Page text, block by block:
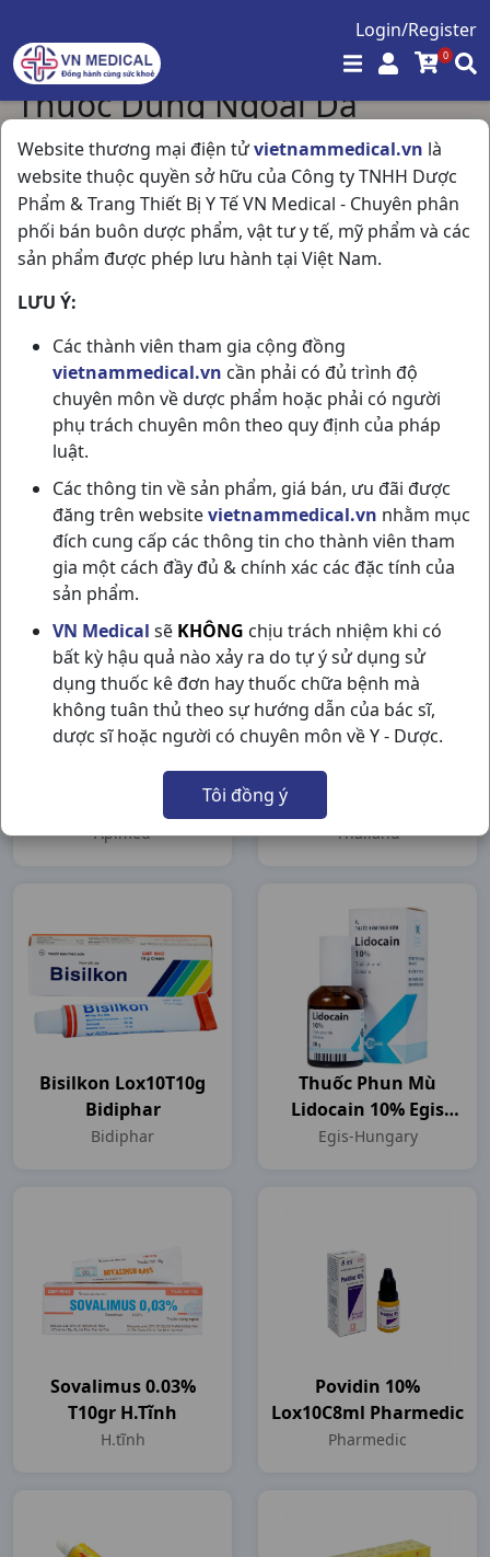
Login/Register
0
Website thương mại điện tửvietnammedical.vn là
website thuộc quyền sở hữu của Công ty TNHH Dược
Phẩm & Trang Thiết Bị Y Tế VN Medical - Chuyên phân
phối bán buôn dược phẩm, vật tư y tế, mỹ phẩm và các
sản phẩm được phép lưu hành tại Việt Nam.
LƯU Ý:
Các thành viên tham gia cộng đồng
vietnammedical.vn cần phải có đủ trình độ
chuyên môn về dược phẩm hoặc phải có người
phụ trách chuyên môn theo quy định của pháp
luật.
Các thông tin về sản phẩm, giá bán, ưu đãi được
đăng trên websitevietnammedical.vn nhằm mục
đích cung cấp các thông tin cho thành viên tham
gia một cách đầy đủ & chính xác các đặc tính của
sản phẩm.
VN Medical sẽ KHÔNG chịu trách nhiệm khi có
bất kỳ hậu quả nào xảy ra do tự ý sử dụng sử
dụng thuốc kê đơn hay thuốc chữa bệnh mà
không tuân thủ theo sự hướng dẫn của bác sĩ,
dược sĩ hoặc người có chuyên môn về Y - Dược.
Tôi đồng ý
Thuốc Dùng Ngoài Da
Trang chủ / Thuốc Dùng Ngoài Da
Hiển thị 36 / 268 sản phẩm
B-SOL T10GR
Agimexpharm
Gensilron Tube 10gr (G
Pharm)
G Pharm
Apisolvat Kem 10gam
Apimed
Neoticabalm T30gr
Thailand
Bisilkon Lox10T10g
Bidiphar
Bidiphar
Thuốc Phun Mù
Lidocain 10% Egis
Dùng Trong Chỉ Định
Egis-Hungary
Sovalimus 0.03%
T10gr H.tĩnh
H.tĩnh
Povidin 10%
Lox10C8ml Pharmedic
Pharmedic